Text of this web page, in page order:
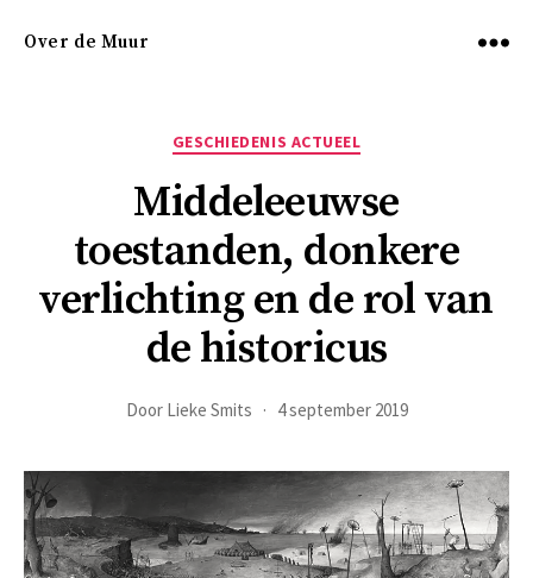
Over de Muur
Categorieën
GESCHIEDENIS ACTUEEL
Middeleeuwse
toestanden, donkere
verlichting en de rol van
de historicus
Door Lieke Smits 4 september 2019